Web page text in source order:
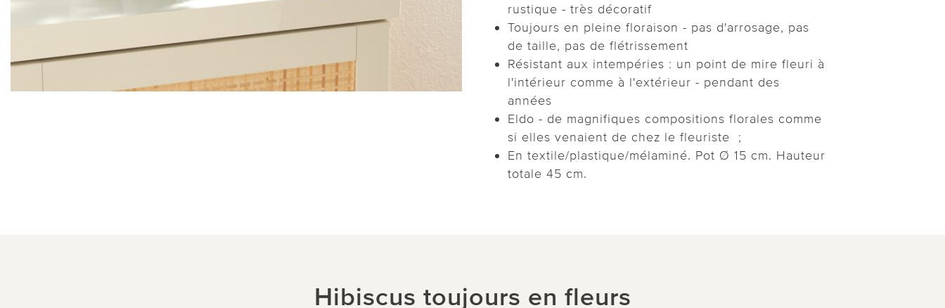
rustique - très décoratif
Toujours en pleine floraison - pas d'arrosage, pas
de taille, pas de flétrissement
Résistant aux intempéries : un point de mire fleuri à
l'intérieur comme à l'extérieur - pendant des
années
Eldo - de magnifiques compositions florales comme
si elles venaient de chez le fleuriste ;
En textile/plastique/mélaminé. Pot Ø 15 cm. Hauteur
totale 45 cm.
Hibiscus toujours en fleurs